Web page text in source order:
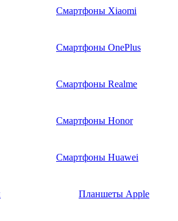
Смартфоны Xiaomi
Смартфоны OnePlus
Смартфоны Realme
Смартфоны Honor
Смартфоны Huawei
Планшеты Apple